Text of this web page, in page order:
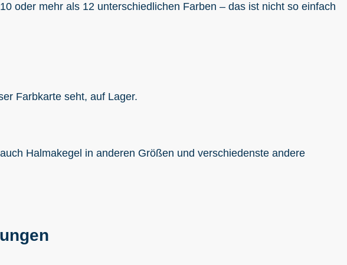
oder mehr als 12 unterschiedlichen Farben – das ist nicht so einfach
Farbkarte seht, auf Lager.
Halmakegel in anderen Größen und verschiedenste andere